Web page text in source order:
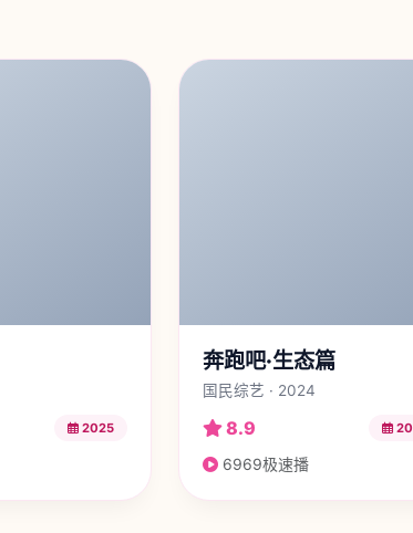
2025
奔跑吧·生态篇
国民综艺 · 2024
8.9
6969极速播